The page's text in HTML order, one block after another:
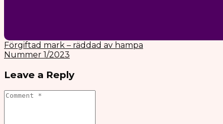
Förgiftad mark – räddad av hampa
Nummer 1/2023
Leave a Reply